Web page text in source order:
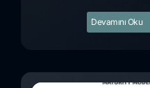
Devamını Oku